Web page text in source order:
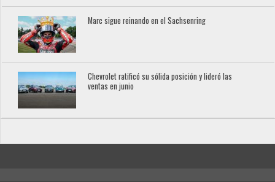
Marc sigue reinando en el Sachsenring
Chevrolet ratificó su sólida posición y lideró las
ventas en junio